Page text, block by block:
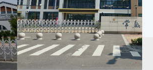
常熟建工建设集团有限公司
电话：0512-52738000